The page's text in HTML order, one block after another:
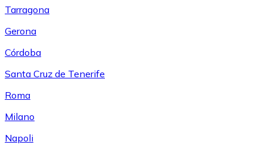
Tarragona
Gerona
Córdoba
Santa Cruz de Tenerife
Roma
Milano
Napoli